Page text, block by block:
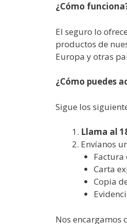
¿Cómo
El seguro lo ofrece
productos de
Europa y otras
¿Cómo puedes
Sigue los
Llama al
Envíanos
Carta
Copia
Nos encargamos